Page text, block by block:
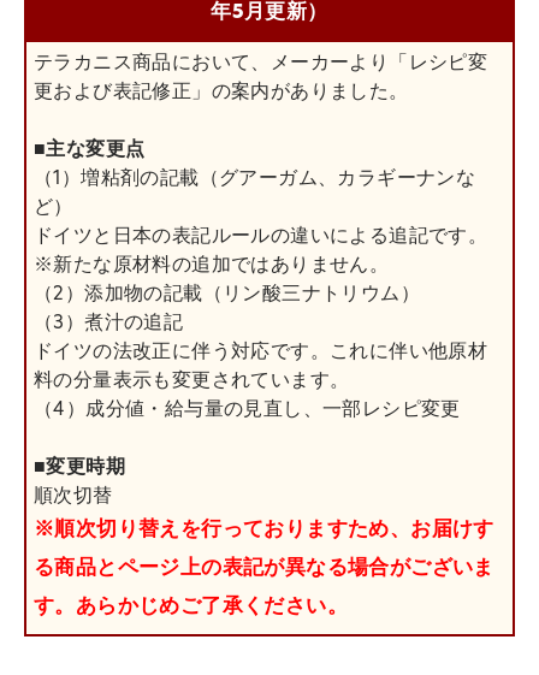
年5月更新）
テラカニス商品において、メーカーより「レシピ変
更および表記修正」の案内がありました。
■主な変更点
（1）増粘剤の記載（グアーガム、カラギーナンな
ど）
ドイツと日本の表記ルールの違いによる追記です。
※新たな原材料の追加ではありません。
（2）添加物の記載（リン酸三ナトリウム）
（3）煮汁の追記
ドイツの法改正に伴う対応です。これに伴い他原材
料の分量表示も変更されています。
（4）成分値・給与量の見直し、一部レシピ変更
■変更時期
順次切替
※順次切り替えを行っておりますため、お届けす
る商品とページ上の表記が異なる場合がございま
す。あらかじめご了承ください。